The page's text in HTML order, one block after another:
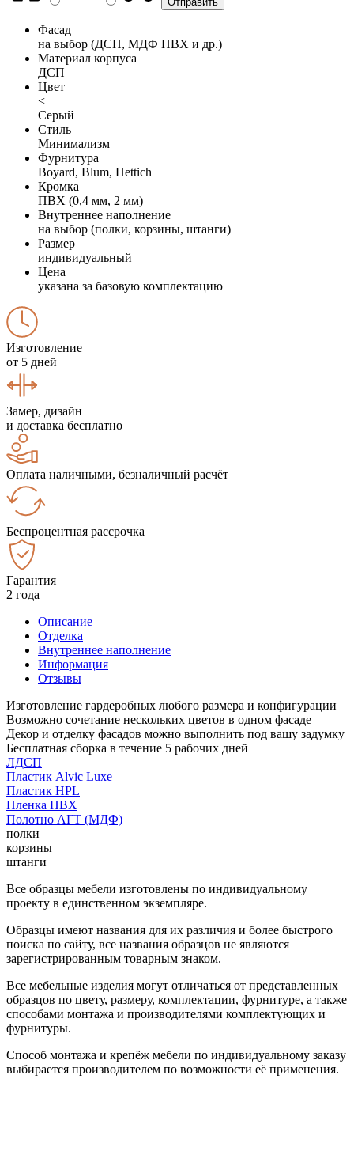
Фасад
на выбор (ДСП, МДФ ПВХ и др.)
Материал корпуса
ДСП
Цвет
<
Серый
Стиль
Минимализм
Фурнитура
Boyard, Blum, Hettich
Кромка
ПВХ (0,4 мм, 2 мм)
Внутреннее наполнение
на выбор (полки, корзины, штанги)
Размер
индивидуальный
Цена
указана за базовую комплектацию
Изготовление
от 5 дней
Замер, дизайн
и доставка бесплатно
Оплата наличными, безналичный расчёт
Беспроцентная рассрочка
Гарантия
2 года
Описание
Отделка
Внутреннее наполнение
Информация
Отзывы
Изготовление гардеробных любого размера и конфигурации
Возможно сочетание нескольких цветов в одном фасаде
Декор и отделку фасадов можно выполнить под вашу задумку
Бесплатная сборка в течение 5 рабочих дней
ЛДСП
Пластик Alvic Luxe
Пластик HPL
Пленка ПВХ
Полотно АГТ (МДФ)
полки
корзины
штанги
Все образцы мебели изготовлены по индивидуальному
проекту в единственном экземпляре.
Образцы имеют названия для их различия и более быстрого
поиска по сайту, все названия образцов не являются
зарегистрированным товарным знаком.
Все мебельные изделия могут отличаться от представленных
образцов по цвету, размеру, комплектации, фурнитуре, а также
способами монтажа и производителями комплектующих и
фурнитуры.
Способ монтажа и крепёж мебели по индивидуальному заказу
выбирается производителем по возможности её применения.